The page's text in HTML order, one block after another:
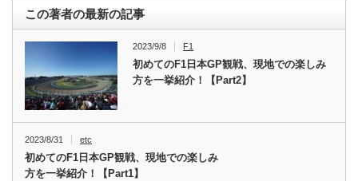
この著者の最新の記事
2023/9/8 F1
初めてのF1日本GP観戦、現地での楽しみ
方を一挙紹介！【Part2】
2023/8/31 etc
初めてのF1日本GP観戦、現地での楽しみ
方を一挙紹介！【Part1】